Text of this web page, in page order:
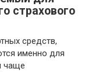
страхового
средств,
именно для
чаще